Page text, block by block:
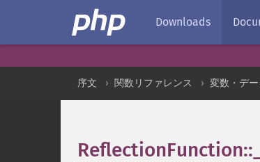
Downloads
序文 関数リファレンス 変数・デ